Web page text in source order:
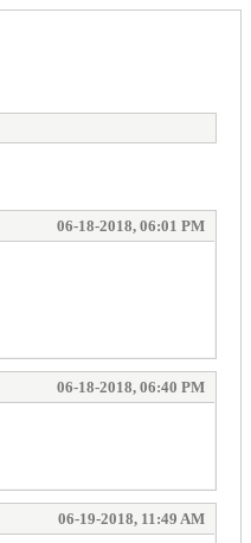
06-18-2018, 06:01 PM
06-18-2018, 06:40 PM
06-19-2018, 11:49 AM